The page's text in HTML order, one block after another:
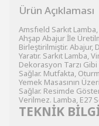
Ürün Açıklaması
Amsfıeld Sarkıt
Ahşap Abajur İle
Birleştirilmiştir. Abajur,
Yaratır. Sarkıt Lamba,
Dekorasyon Tarzı
Sağlar. Mutfakta,
Yemek Masasının
Sağlar. Resimde
Verilmez. Lamba, E27
TEKNİK